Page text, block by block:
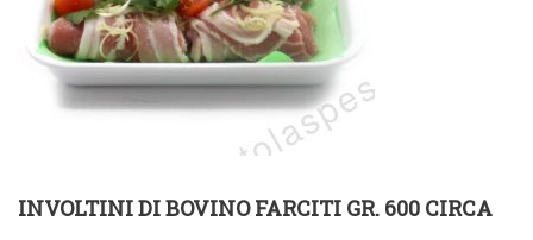
INVOLTINI DI BOVINO FARCITI GR. 600 CIRCA